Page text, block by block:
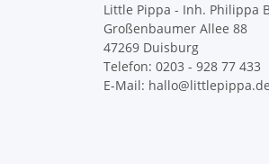
Little Pippa - Inh. Philippa
Großenbaumer Allee 88
47269 Duisburg
Telefon: 0203 - 928 77 433
E-Mail: hallo@littlepippa.de